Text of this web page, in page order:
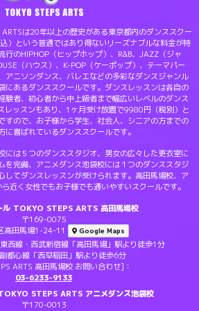
ARTSは20年以上の歴史がある東京都内のダンススクー
）という普通ではあり得ないリーズナブルな料金が特
行のHIPHOP（ヒップホップ）、R&B、JAZZ（ジャ
（ハウス）、K-POP（ケーポップ）、テーマパー
アニソンダンス、バレエなどの多彩なダンスジャンル
にあるダンススクールです。ダンスレッスンは各自の
験者、初心者から中上級者まで幅広いレベルのダンス
レッスンもあり、1ヶ月受け放題で9980円（税別）と
すので、お子様から学生、社会人、シニアの方までの
に喜ばれているダンススクールです。
には５つのダンススタジオ、男女の広々した更衣室に
を完備、アニメダンス池袋校には１つのダンススタジ
してダンスレッスンが受けられます。高田馬場校、ア
近く女性でもお子様でも通いやすいスクールです。
ル TOKYO STEPS ARTS 高田馬場校
〒169-0075
高田馬場1-24-11
Google Maps
西線・西武新宿線「高田馬場」駅より徒歩1分
都心線「西早稲田」駅より徒歩6分
ARTS 高田馬場校 お問い合わせ]：
03-6233-9133
STEPS ARTS アニメダンス池袋校
〒170-0013